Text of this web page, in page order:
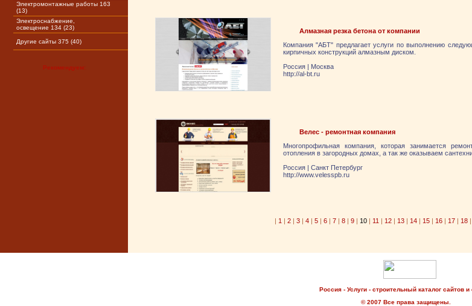
Электромонтажные работы 163
(13)
Электроснабжение,
освещение 134 (23)
Другие сайты 375 (40)
Рекомендуем:
Алмазная резка бетона от компании
Компания "АБТ" предлагает услуги по выполнению
кирпичных конструкций алмазным диском.
Россия | Москва
http://al-bt.ru
Велес - ремонтная компания
Многопрофильная компания, которая занимается
отопления в загородных домах, а так же оказываем
Россия | Санкт Петербург
http://www.velesspb.ru
| 1 | 2 | 3 | 4 | 5 | 6 | 7 | 8 | 9 | 10 | 11 | 12 | 13 | 14 | 15 | 16 | 17 | 18 |
Россия - Услуги - строительный каталог сайтов и
© 2007 Все права защищены.